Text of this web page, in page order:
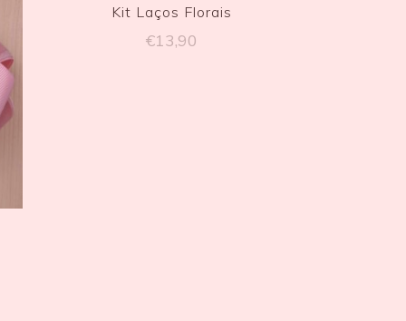
Kit Laços Florais
€13,90